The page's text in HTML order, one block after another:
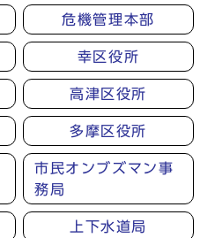
危機管理本部
幸区役所
高津区役所
多摩区役所
市民オンブズマン事
務局
上下水道局